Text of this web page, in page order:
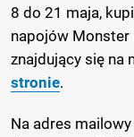
8 do 21 maja,
napojów Monster
znajdujący się na
stronie.
Na adres